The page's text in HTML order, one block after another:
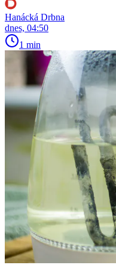
Hanácká Drbna
dnes, 04:50
1 min